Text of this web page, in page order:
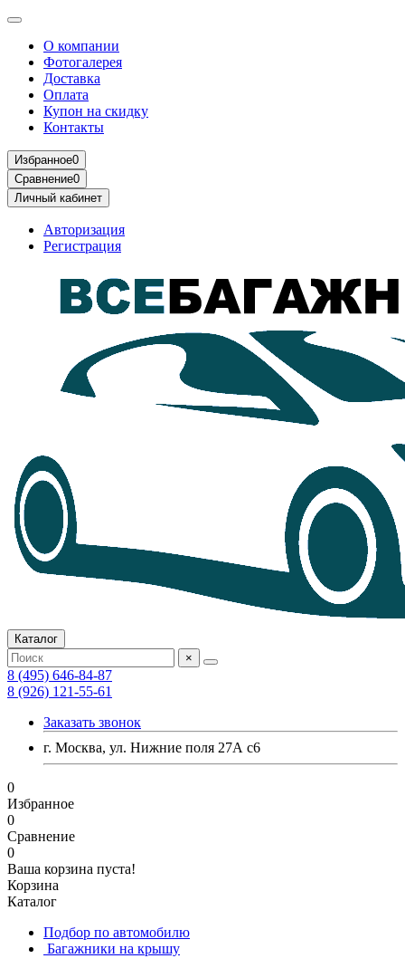
О компании
Фотогалерея
Доставка
Оплата
Купон на скидку
Контакты
Избранное0
Сравнение0
Личный кабинет
Авторизация
Регистрация
Каталог
×
8 (495) 646-84-87
8 (926) 121-55-61
Заказать звонок
г. Москва, ул. Нижние поля 27А с6
0
Избранное
0
Сравнение
0
Ваша корзина пуста!
Корзина
Каталог
Подбор по автомобилю
Багажники на крышу